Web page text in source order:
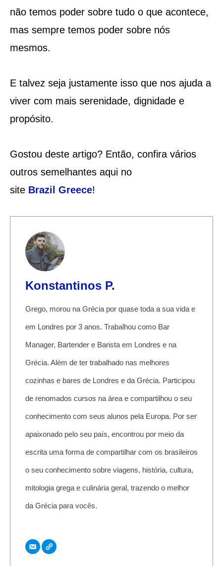
não temos poder sobre tudo o que acontece,
mas sempre temos poder sobre nós
mesmos.
E talvez seja justamente isso que nos ajuda a
viver com mais serenidade, dignidade e
propósito.
Gostou deste artigo? Então, confira vários
outros semelhantes aqui no
site Brazil Greece!
Konstantinos P.
Grego, morou na Grécia por quase toda a sua vida e
em Londres por 3 anos. Trabalhou como Bar
Manager, Bartender e Barista em Londres e na
Grécia. Além de ter trabalhado nas melhores
cozinhas e bares de Londres e da Grécia. Participou
de renomados cursos na área e compartilhou o seu
conhecimento com seus alunos pela Europa. Por ser
apaixonado pelo seu país, encontrou por meio da
escrita uma forma de compartilhar com os brasileiros
o seu conhecimento sobre viagens, história, cultura,
mitologia grega e culinária geral, trazendo o melhor
da Grécia para vocês.